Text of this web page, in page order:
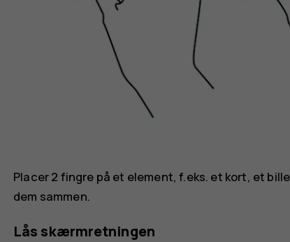
Placer 2 fingre på et element, f.eks. et kort, et
dem sammen.
Lås skærmretningen